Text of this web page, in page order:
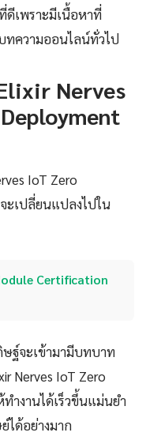
ดีเพราะมีเนื้อหาที่
ทความออนไลน์ทั่วไป
Nerves
IoT Zero
ะเปลี่ยนแปลงไปใน
Certification
ฐ์จะเข้ามามีบทบาท
Nerves IoT Zero
ำงานได้เร็วขึ้นแม่นยำ
ด้อย่างมาก